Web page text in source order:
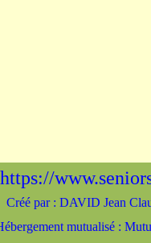
Créé par : DAVID Jean
mutualisé :